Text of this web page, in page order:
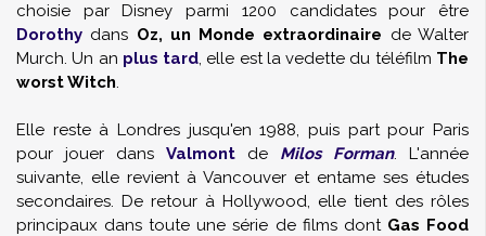
choisie par Disney parmi 1200 candidates pour être
Dorothy dans Oz, un Monde extraordinaire de Walter
Murch. Un an plus tard, elle est la vedette du téléfilm The
worst Witch.
Elle reste à Londres jusqu'en 1988, puis part pour Paris
pour jouer dans Valmont de Milos Forman. L'année
suivante, elle revient à Vancouver et entame ses études
secondaires. De retour à Hollywood, elle tient des rôles
principaux dans toute une série de films dont Gas Food